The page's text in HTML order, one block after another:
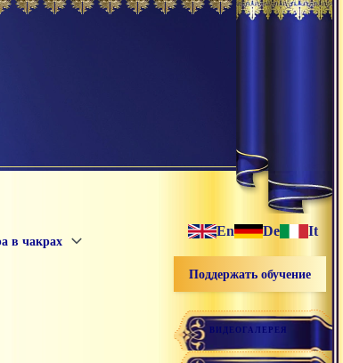
в чакрах
En De It
Поддержать обучение
ВИДЕОГАЛЕРЕЯ